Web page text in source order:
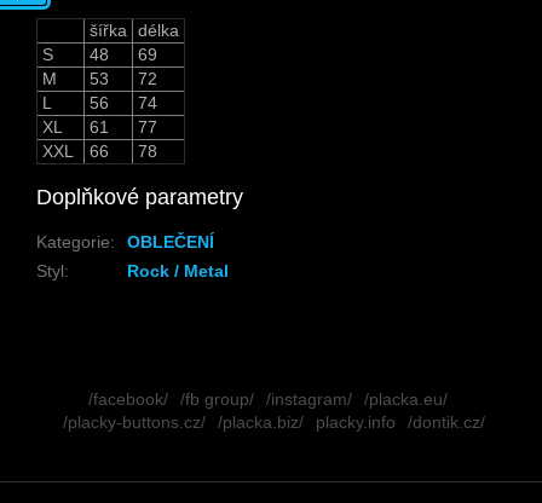
šířka
délka
S
48
69
M
53
72
L
56
74
XL
61
77
XXL
66 78
Doplňkové parametry
Kategorie:
OBLEČENÍ
Styl: Rock / Metal
/facebook/ /fb group/ /instagram/
/placka.eu/
/placky-buttons.cz/
/placka.biz/ placky.info /dontik.cz/